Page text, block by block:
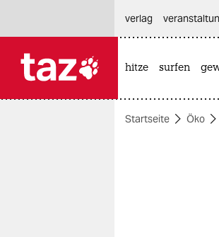
themen
verlag
hitze surfen
Startseite Öko